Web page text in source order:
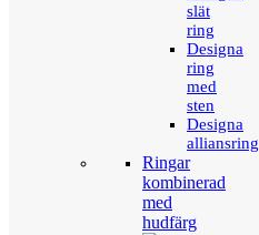
slät
ring
Designa
ring
med
sten
Designa
alliansring
Ringar
kombinerad
med
hudfärg